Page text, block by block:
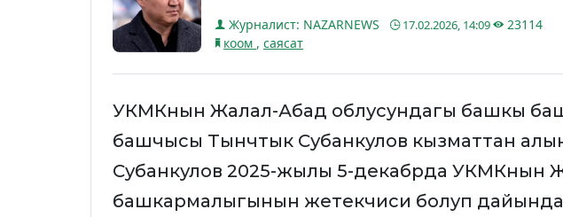
Журналист: NAZARNEWS 17.02.2026, 14:09
23114
коом , саясат
УКМКнын Жалал-Абад облусундагы башкы
башчысы Тынчтык Субанкулов кызматтан
Субанкулов 2025-жылы 5-декабрда УКМКнын
башкармалыгынын жетекчиси болуп